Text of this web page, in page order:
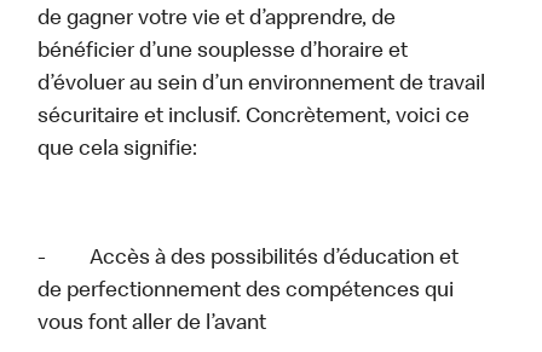
de gagner votre vie et d’apprendre, de
bénéficier d’une souplesse d’horaire et
d’évoluer au sein d’un environnement de travail
sécuritaire et inclusif. Concrètement, voici ce
que cela signifie:
- Accès à des possibilités d’éducation et
de perfectionnement des compétences qui
vous font aller de l’avant